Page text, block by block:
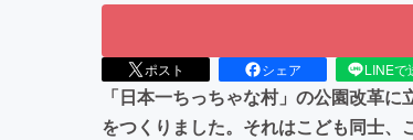
ポスト シェア LINEで
「日本一ちっちゃな村」の公園改革
をつくりました。それはこども同士